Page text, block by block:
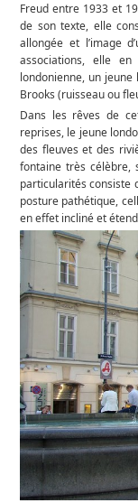
Freud entre 1933 et
de son texte, elle
allongée et l’image
associations, elle
londonienne, un
Brooks (ruisseau ou
Dans les rêves de
reprises, le jeune
des fleuves et des
fontaine très célèbre,
particularités consiste
posture pathétique,
en effet incliné et